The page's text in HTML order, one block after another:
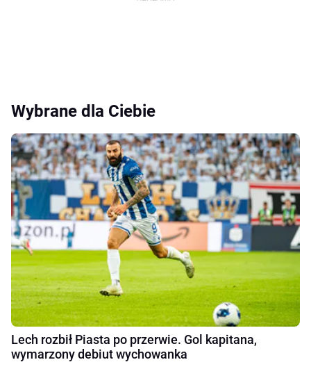
Wybrane dla Ciebie
Lech rozbił Piasta po przerwie. Gol kapitana,
wymarzony debiut wychowanka